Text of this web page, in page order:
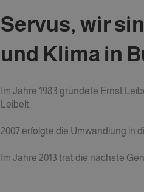
Servus, wir
und Klima in
Im Jahre 1983 gründete Ernst
Leibelt.
2007 erfolgte die Umwandlung in
Im Jahre 2013 trat die nächste